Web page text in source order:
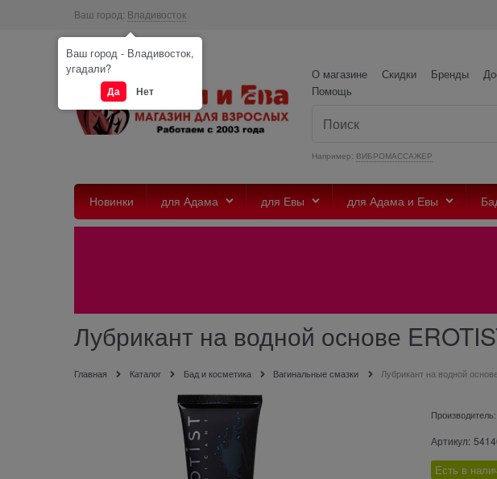
Ваш город: Владивосток
О магазине Скидки Бренды
Помощь
Например: ВИБРОМАССАЖЕР
Новинки для Адама для Евы для Адама и Евы
Лубрикант на водной основе
Главная Каталог Бад и косметика Вагинальные смазки Лубрикант на водной
Производитель:
Артикул:
Есть в
Ваш город - Владивосток,
угадали?
Да Нет